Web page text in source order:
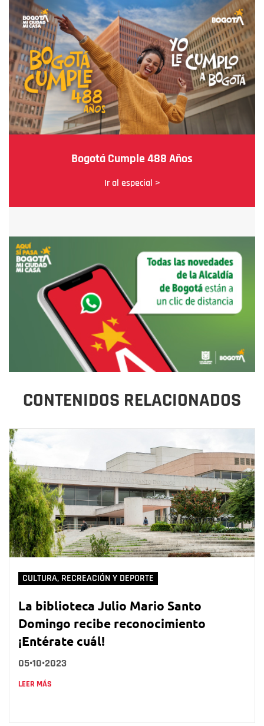
Bogotá Cumple 488 Años
Ir al especial >
CONTENIDOS RELACIONADOS
CULTURA, RECREACIÓN Y DEPORTE
La biblioteca Julio Mario Santo
Domingo recibe reconocimiento
¡Entérate cuál!
05•10•2023
LEER MÁS